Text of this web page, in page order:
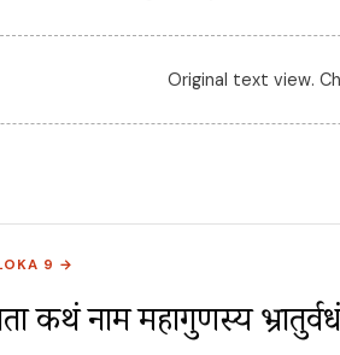
Original text view.
9 →
कथं नाम महागुणस्य